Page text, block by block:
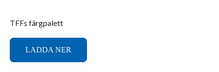
TFFs färgpalett
LADDA NER